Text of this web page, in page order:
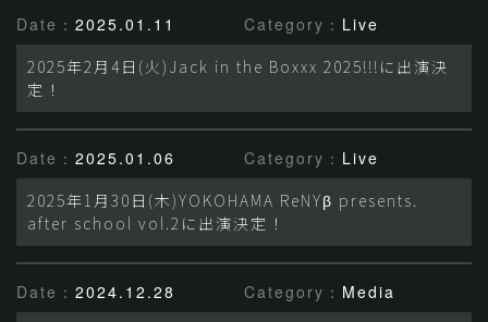
Date： 2025.01.11 Category： Live
2025年2月4日(火)Jack in the Boxxx 2025!!!に出演決
定！
Date： 2025.01.06 Category： Live
2025年1月30日(木)YOKOHAMA ReNYβ presents.
after school vol.2に出演決定！
Date： 2024.12.28 Category： Media